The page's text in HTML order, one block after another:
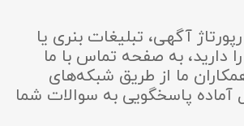
آگهی، تبلیغات بنری یا
دارید، به صفحه تماس با ما
ما از طریق شبکه‌های
آماده پاسخگویی به سوالات شما